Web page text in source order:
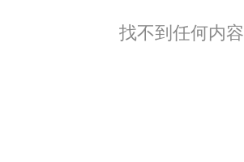
找不到任何内容